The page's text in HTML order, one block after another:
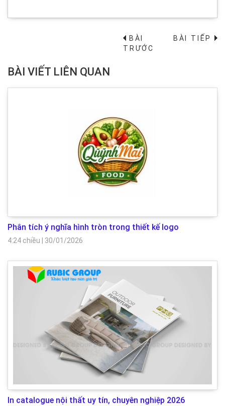
BÀI
TRƯỚC
BÀI TIẾP→
BÀI VIẾT LIÊN QUAN
Phân tích ý nghĩa hình tròn trong thiết kế logo
4:24 chiều 30/01/2026
In catalogue nội thất uy tín, chuyên nghiệp 2026